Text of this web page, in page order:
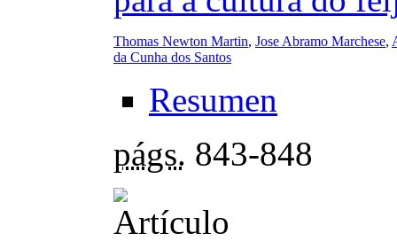
Thomas Newton Martin, Jose Abramo Marchese,
da Cunha dos Santos
Resumen
págs. 843-848